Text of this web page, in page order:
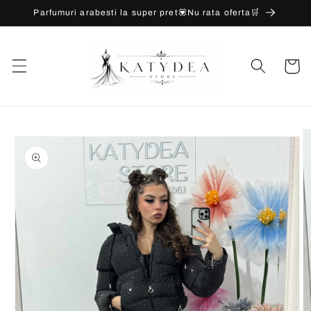
Salt la
conținut
Parfumuri arabesti la super pret💟Nu rata oferta🛒
Coș
informațiile
despre
produs